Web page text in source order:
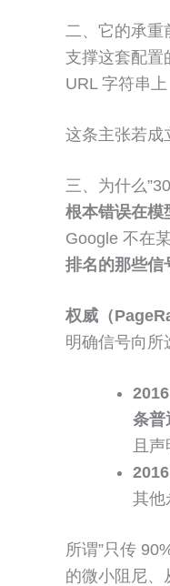
二、它的承重
支撑这套配置
URL 字符串
这条主张若成
三、为什么
根本错误在模
Google 不在
排名的那些信
权威（
明确信号向所
条普
且
其他
所谓”只传
的微小阻尼、